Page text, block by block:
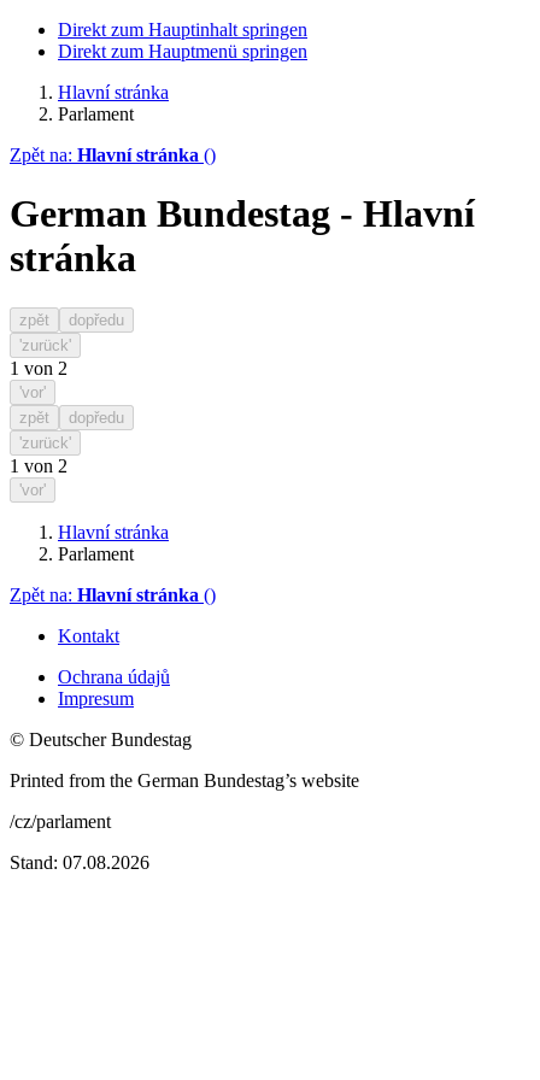
Direkt zum Hauptinhalt springen
Direkt zum Hauptmenü springen
Hlavní stránka
Parlament
Zpět na: Hlavní stránka ()
German Bundestag - Hlavní
stránka
zpět
dopředu
'zurück'
1 von 2
'vor'
zpět
dopředu
'zurück'
1 von 2
'vor'
Hlavní stránka
Parlament
Zpět na: Hlavní stránka ()
Kontakt
Ochrana údajů
Impresum
© Deutscher Bundestag
Printed from the German Bundestag’s website
/cz/parlament
Stand: 07.08.2026